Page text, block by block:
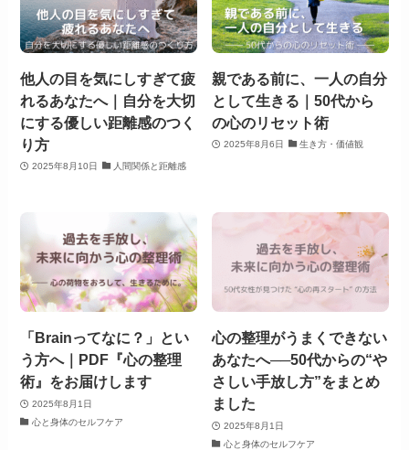
他人の目を気にしすぎて疲
れるあなたへ｜自分を大切
にする優しい距離感のつく
り方
2025年8月10日 人間関係と距離感
親である前に、一人の自分
として生きる｜50代から
の心のリセット術
2025年8月6日 生き方・価値観
「Brainってなに？」とい
う方へ｜PDF『心の整理
術』をお届けします
2025年8月1日
心と身体のセルフケア
心の整理がうまくできない
あなたへ──50代からの“や
さしい手放し方”をまとめ
ました
2025年8月1日
心と身体のセルフケア